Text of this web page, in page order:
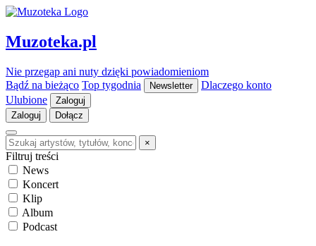
Muzoteka.pl
Nie przegap ani nuty dzięki powiadomieniom
Bądź na bieżąco Top tygodnia Newsletter
Dlaczego konto
Ulubione
Zaloguj
Zaloguj
Dołącz
×
Filtruj treści
News
Koncert
Klip
Album
Podcast